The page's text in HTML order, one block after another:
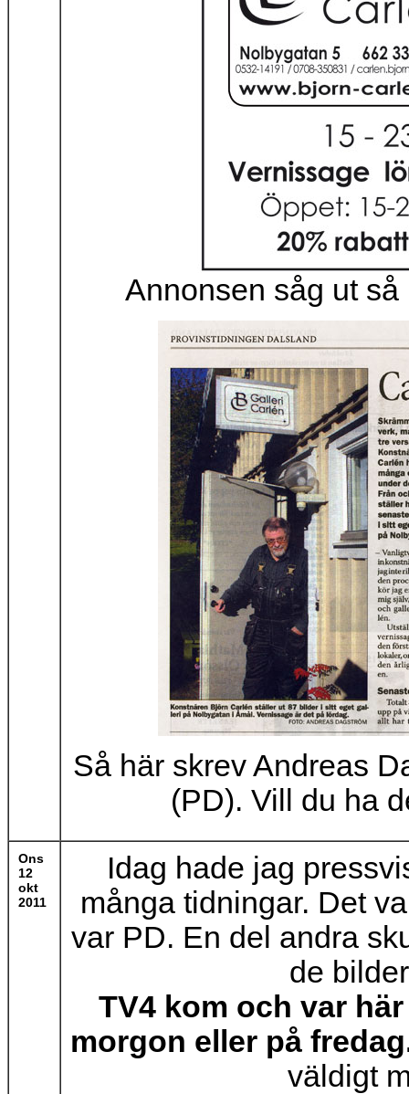
Annonsen såg ut
Så här skrev Andreas
(PD). Vill du ha
Ons
12
okt
2011
Idag hade jag
många tidningar. Det
var PD. En del andra
de
TV4 kom och var
morgon eller på
väldigt